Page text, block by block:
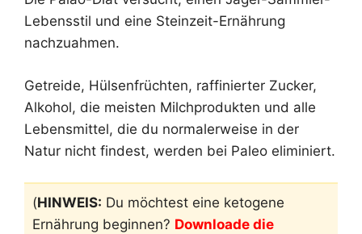
Lebensstil und eine Steinzeit-Ernährung
nachzuahmen.
Getreide, Hülsenfrüchten, raffinierter Zucker,
Alkohol, die meisten Milchprodukten und alle
Lebensmittel, die du normalerweise in der
Natur nicht findest, werden bei Paleo eliminiert.
(HINWEIS: Du möchtest eine ketogene
Ernährung beginnen? Downloade die